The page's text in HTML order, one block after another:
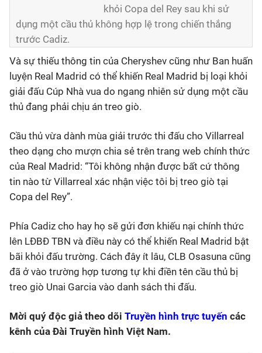
khỏi Copa del Rey sau khi sử
dụng một cầu thủ không hợp lệ trong chiến thắng
trước Cadiz.
Và sự thiếu thông tin của Cheryshev cũng như Ban huấn
luyện Real Madrid có thể khiến Real Madrid bị loại khỏi
giải đấu Cúp Nhà vua do ngang nhiên sử dụng một cầu
thủ đang phải chịu án treo giò.
Cầu thủ vừa dành mùa giải trước thi đấu cho Villarreal
theo dạng cho mượn chia sẻ trên trang web chính thức
của Real Madrid: “Tôi không nhận được bất cứ thông
tin nào từ Villarreal xác nhận việc tôi bị treo giò tại
Copa del Rey”.
Phía Cadiz cho hay họ sẽ gửi đơn khiếu nại chính thức
lên LĐBĐ TBN và điều này có thể khiến Real Madrid bật
bãi khỏi đấu trường. Cách đây ít lâu, CLB Osasuna cũng
đã ở vào trường hợp tương tự khi điền tên cầu thủ bị
treo giò Unai Garcia vào danh sách thi đấu.
Mời quý độc giả theo dõi Truyền hình trực tuyến các
kênh của Đài Truyền hình Việt Nam.